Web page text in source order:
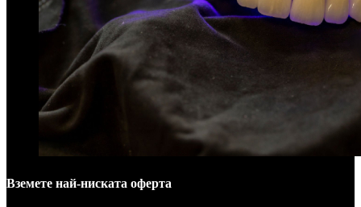
Вземете най-ниската оферта